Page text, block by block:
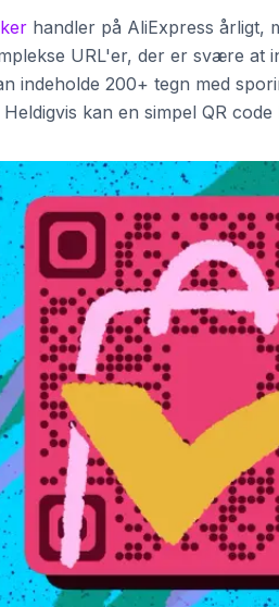
handler på AliExpress årligt,
URL'er, der er svære at
indeholde 200+ tegn med
kan en simpel QR